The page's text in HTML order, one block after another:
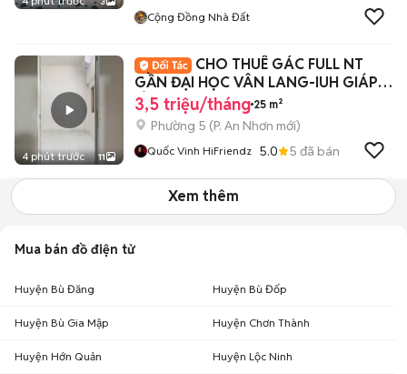
Cộng Đồng Nhà Đất
4 phút trước 11
CHO THUÊ GÁC FULL NT
GẦN ĐẠI HỌC VÂN LANG-IUH GIÁP
BÌNH THẠNH-PN
3,5 triệu/tháng 25 m²
Phường 5 (P. An Nhơn mới)
Quốc Vinh HiFriendz 5.0 5 đã bán
Xem thêm
Mua bán đồ điện tử
Huyện Bù Đăng Huyện Bù Đốp
Huyện Bù Gia Mập Huyện Chơn Thành
Huyện Hớn Quản Huyện Lộc Ninh